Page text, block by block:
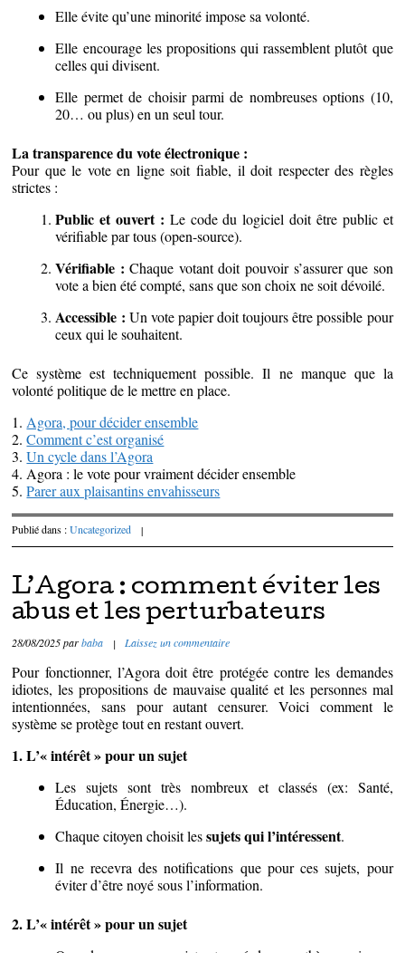
Elle évite qu’une minorité impose sa volonté.
Elle encourage les propositions qui rassemblent plutôt que
celles qui divisent.
Elle permet de choisir parmi de nombreuses options (10,
20… ou plus) en un seul tour.
La transparence du vote électronique :
Pour que le vote en ligne soit fiable, il doit respecter des règles
strictes :
Public et ouvert : Le code du logiciel doit être public et
vérifiable par tous (open-source).
Vérifiable : Chaque votant doit pouvoir s’assurer que son
vote a bien été compté, sans que son choix ne soit dévoilé.
Accessible : Un vote papier doit toujours être possible pour
ceux qui le souhaitent.
Ce système est techniquement possible. Il ne manque que la
volonté politique de le mettre en place.
1. Agora, pour décider ensemble
2.Comment c’est organisé
3.Un cycle dans l’Agora
4. Agora : le vote pour vraiment décider ensemble
5.Parer aux plaisantins envahisseurs
Publié dans :Uncategorized |
L’Agora : comment éviter les
abus et les perturbateurs
28/08/2025parbaba | Laissez un commentaire
Pour fonctionner, l’Agora doit être protégée contre les demandes
idiotes, les propositions de mauvaise qualité et les personnes mal
intentionnées, sans pour autant censurer. Voici comment le
système se protège tout en restant ouvert.
1. L’« intérêt » pour un sujet
Les sujets sont très nombreux et classés (ex: Santé,
Éducation, Énergie…).
Chaque citoyen choisit lessujets qui l’intéressent.
Il ne recevra des notifications que pour ces sujets, pour
éviter d’être noyé sous l’information.
2. L’« intérêt » pour un sujet